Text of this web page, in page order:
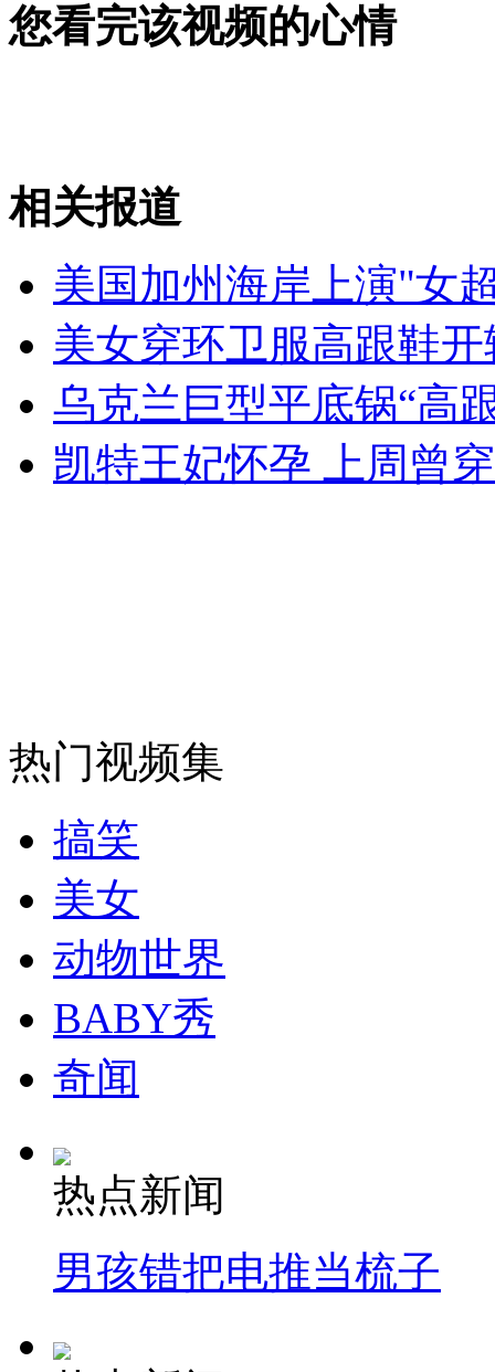
专家：美若同意日本修宪 就是自抽嘴巴
山西运城恶犬咬伤多人 警民合力深夜将其击毙
女孩北京地铁殴打老人 痛下狠手拳打脚踢
无痛分娩是否安全 医生回应
走！跟着总书记去植树
消防员救轻生者 花炮节热闹非凡
纽约上演“枕头大战”
您看完该视频的心情
相关报道
美国加州海岸上演"女
美女穿环卫服高跟鞋
乌克兰巨型平底锅“高
凯特王妃怀孕 上周曾
热门视频集
搞笑
美女
动物世界
BABY秀
奇闻
热点新闻
男孩错把电推当梳子